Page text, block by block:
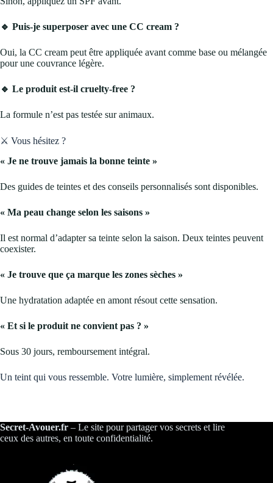
🔹 Puis-je superposer avec une CC cream ?
Oui, la CC cream peut être appliquée avant comme base ou mélangée
pour une couvrance légère.
🔹 Le produit est-il cruelty-free ?
La formule n’est pas testée sur animaux.
⚔️ Vous hésitez ?
« Je ne trouve jamais la bonne teinte »
Des guides de teintes et des conseils personnalisés sont disponibles.
« Ma peau change selon les saisons »
Il est normal d’adapter sa teinte selon la saison. Deux teintes peuvent
coexister.
« Je trouve que ça marque les zones sèches »
Une hydratation adaptée en amont résout cette sensation.
« Et si le produit ne convient pas ? »
Sous 30 jours, remboursement intégral.
Un teint qui vous ressemble. Votre lumière, simplement révélée.
Secret-Avouer.fr – Le site pour partager vos secrets et lire
ceux des autres, en toute confidentialité.